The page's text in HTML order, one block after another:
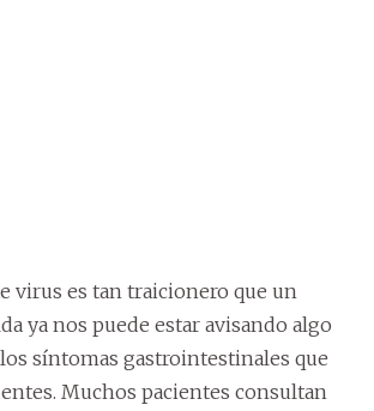
virus es tan traicionero que un
ya nos puede estar avisando algo
síntomas gastrointestinales que
Muchos pacientes consultan